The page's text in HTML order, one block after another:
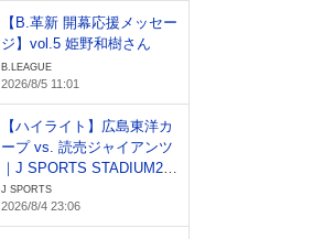
【B.革新 開幕応援メッセー
ジ】vol.5 姫野和樹さん
B.LEAGUE
2026/8/5 11:01
【ハイライト】広島東洋カ
ープ vs. 読売ジャイアンツ
｜J SPORTS STADIUM20
26（8月4日）
J SPORTS
2026/8/4 23:06